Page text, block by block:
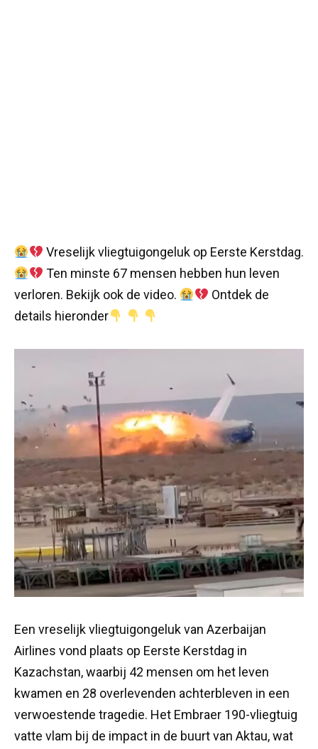
Vreselijk vliegtuigongeluk op Eerste Kerstdag.
Ten minste 67 mensen hebben hun leven
verloren. Bekijk ook de video.
Ontdek de
details hieronder
Een vreselijk vliegtuigongeluk van Azerbaijan
Airlines vond plaats op Eerste Kerstdag in
Kazachstan, waarbij 42 mensen om het leven
kwamen en 28 overlevenden achterbleven in een
verwoestende tragedie. Het Embraer 190-vliegtuig
vatte vlam bij de impact in de buurt van Aktau, wat